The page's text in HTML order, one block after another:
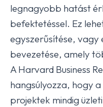
legnagyobb hatást
befektetéssel. Ez
egyszerűsítése, vagy
bevezetése, amely
A Harvard Business
hangsúlyozza, hogy
projektek mindig